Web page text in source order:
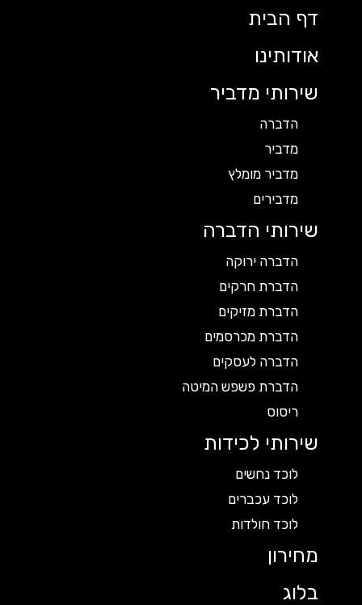
דף הבית
אודותינו
שירותי מדביר
הדברה
מדביר
מדביר מומלץ
מדבירים
שירותי הדברה
הדברה ירוקה
הדברת חרקים
הדברת מזיקים
הדברת מכרסמים
הדברה לעסקים
הדברת פשפש המיטה
ריסוס
שירותי לכידות
לוכד נחשים
לוכד עכברים
לוכד חולדות
מחירון
בלוג